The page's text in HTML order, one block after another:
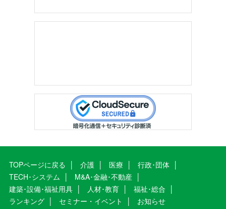
TOPページに戻る 介護 医療
行政･団体
TECH･システム
M&A･金融･不動産
建築･設備･福祉用具
人材･教育
福祉･総合
ランキング
セミナー・イベント お知らせ